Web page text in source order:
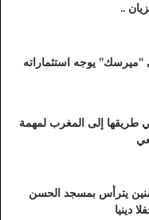
..
يوجه استثماراته
طريقها إلى المغرب لمهمة
يترأس بمسجد الحسن
دينيا